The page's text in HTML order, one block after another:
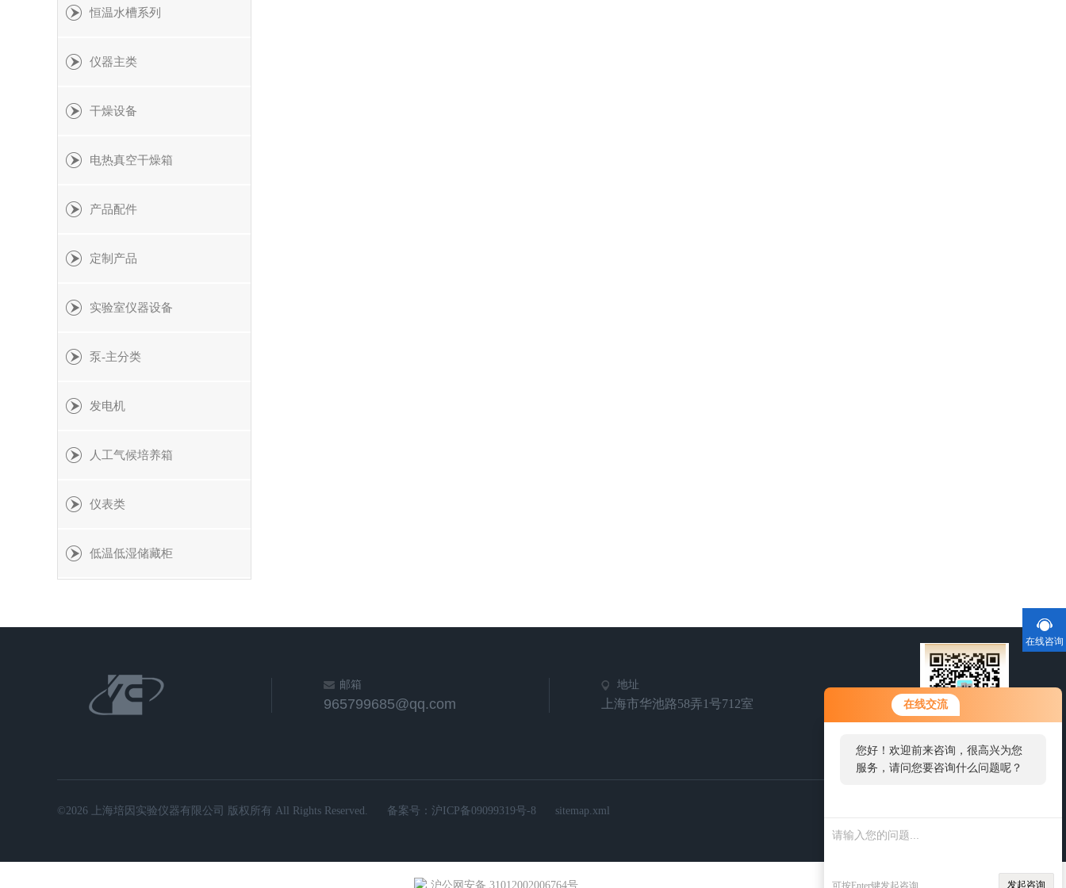
在线交流
您好！欢迎前来咨询，很高兴为您
服务，请问您要咨询什么问题呢？
可按Enter键发起咨询 发起咨询
恒温水槽系列
仪器主类
干燥设备
电热真空干燥箱
产品配件
定制产品
实验室仪器设备
泵-主分类
发电机
人工气候培养箱
仪表类
低温低湿储藏柜
邮箱
965799685@qq.com
地址
上海市华池路58弄1号712室
扫一扫，关注我们
©2026 上海培因实验仪器有限公司 版权所有 All Rights Reserved. 备案号： 沪ICP备09099319号-8 sitemap.xml
在线咨询
沪公网安备 31012002006764号